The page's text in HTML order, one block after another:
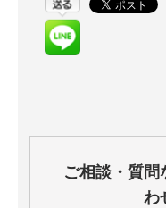
ご相談・質
わ